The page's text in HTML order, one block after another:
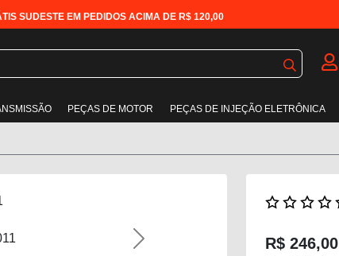
SUDESTE EM PEDIDOS ACIMA DE R$ 120,00
PEÇAS DE MOTOR PEÇAS DE INJEÇÃO ELETRÔNICA
Next R$ 246,00